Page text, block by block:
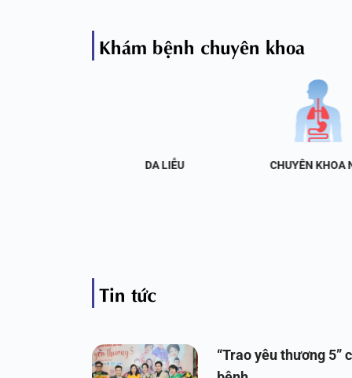
Khám bệnh chuyên khoa
DA LIỄU CHUYÊN KHOA NỘI
Tin tức
“Trao yêu thương